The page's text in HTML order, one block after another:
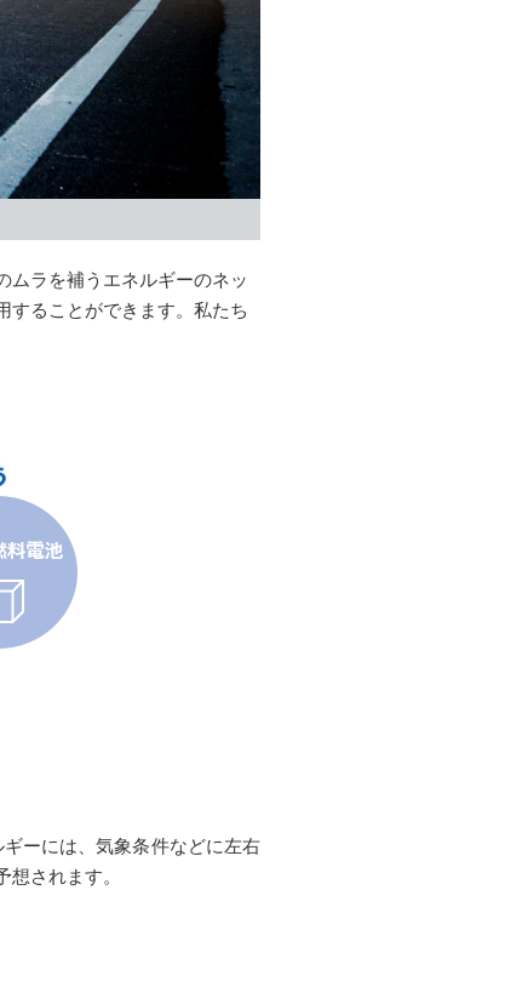
ムラを補うエネルギーのネッ
することができます。私たち
ーには、気象条件などに左右
されます。